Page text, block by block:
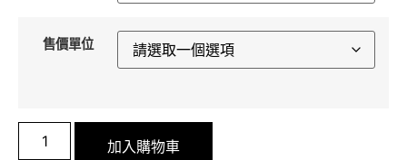
售價單位
加入購物車